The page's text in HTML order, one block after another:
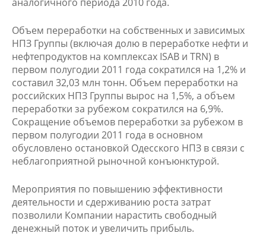
Объем переработки на собственных и зависимых
НПЗ Группы (включая долю в переработке нефти и
нефтепродуктов на комплексах ISAB и TRN) в
первом полугодии 2011 года сократился на 1,2% и
составил 32,03 млн тонн. Объем переработки на
российских НПЗ Группы вырос на 1,5%, а объем
переработки за рубежом сократился на 6,9%.
Сокращение объемов переработки за рубежом в
первом полугодии 2011 года в основном
обусловлено остановкой Одесского НПЗ в связи с
неблагоприятной рыночной конъюнктурой.
Мероприятия по повышению эффективности
деятельности и сдерживанию роста затрат
позволили Компании нарастить свободный
денежный поток и увеличить прибыль.